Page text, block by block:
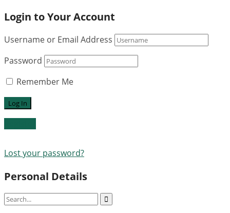
Login to Your Account
Username or Email Address
Password
Remember Me
Lost your password?
Personal Details